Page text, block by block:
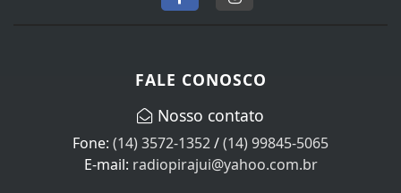
FALE CONOSCO
Nosso contato
Fone: (14) 3572-1352/(14) 99845-5065
E-mail: radiopirajui@yahoo.com.br